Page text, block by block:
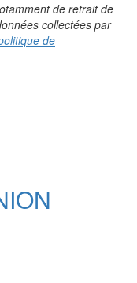
de retrait de
collectées par
de